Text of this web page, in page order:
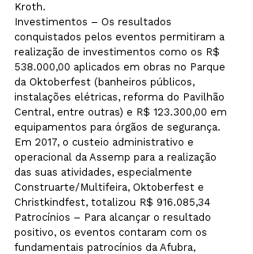
Kroth.
Investimentos – Os resultados
conquistados pelos eventos permitiram a
realização de investimentos como os R$
538.000,00 aplicados em obras no Parque
da Oktoberfest (banheiros públicos,
instalações elétricas, reforma do Pavilhão
Central, entre outras) e R$ 123.300,00 em
equipamentos para órgãos de segurança.
Em 2017, o custeio administrativo e
operacional da Assemp para a realização
das suas atividades, especialmente
Construarte/Multifeira, Oktoberfest e
Christkindfest, totalizou R$ 916.085,34
Patrocínios – Para alcançar o resultado
positivo, os eventos contaram com os
fundamentais patrocínios da Afubra,